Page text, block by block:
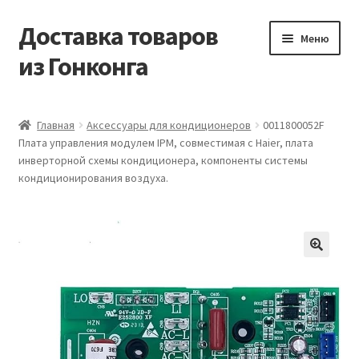
Перейти
к
навигации
Перейти
к
содержимому
Доставка товаров
из Гонконга
Меню
Контакты
Корзина
Оптовый склад
Главная Аксессуары для кондиционеров
0011800052F
Плата управления модулем IPM, совместимая с Haier, плата
инверторной схемы кондиционера, компоненты системы
кондиционирования воздуха.